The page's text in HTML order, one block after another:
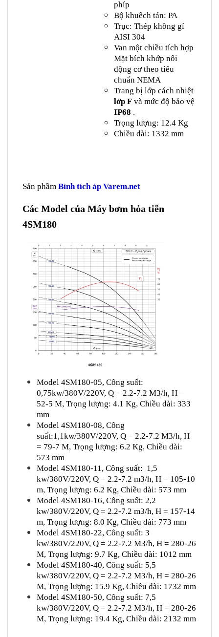
phíp
Bộ khuếch tán: PA
Trục: Thép không gỉ
AISI 304
Van một chiều tích hợp
Mặt bích khớp nối
động cơ theo tiêu
chuẩn NEMA
Trang bị lớp cách nhiệt
lớp F và mức độ bảo vệ
IP68 .
Trọng lượng: 12.4 Kg
Chiều dài: 1332 mm
Sản phầm Bình tích áp Varem.net
Các Model của Máy bơm hỏa tiễn
4SM180
Model 4SM180-05,Công suất:
0,75kw/380V/220V, Q = 2.2-7.2 M3/h, H =
52-5 M,Trọng lượng: 4.1 Kg,Chiều dài: 333
mm
Model 4SM180-08,Công
suất:1,1kw/380V/220V, Q = 2.2-7.2 M3/h, H
= 79-7 M,Trọng lượng: 6.2 Kg,Chiều dài:
573 mm
Model 4SM180-11,Công suất: 1,5
kw/380V/220V, Q = 2.2-7.2 m3/h, H = 105-10
m,Trọng lượng: 6.2 Kg,Chiều dài: 573 mm
Model 4SM180-16,Công suất: 2,2
kw/380V/220V, Q = 2.2-7.2 m3/h, H = 157-14
m,Trọng lượng: 8.0 Kg,Chiều dài: 773 mm
Model 4SM180-22,Công suất: 3
kw/380V/220V, Q = 2.2-7.2 M3/h, H = 280-26
M,Trọng lượng: 9.7 Kg,Chiều dài: 1012 mm
Model 4SM180-40,Công suất: 5,5
kw/380V/220V, Q = 2.2-7.2 M3/h, H = 280-26
M,Trọng lượng: 15.9 Kg,Chiều dài: 1732 mm
Model 4SM180-50,Công suất: 7,5
kw/380V/220V, Q = 2.2-7.2 M3/h, H = 280-26
M,Trọng lượng: 19.4 Kg,Chiều dài: 2132 mm